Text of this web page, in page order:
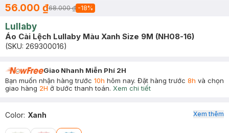
56.000 ₫68.000 ₫ -18%
Lullaby
Áo Cài Lệch Lullaby Màu Xanh Size 9M (NH08-16)
(SKU: 269300016)
Giao Nhanh Miễn Phí 2H
Bạn muốn nhận hàng trước 10h hôm nay. Đặt hàng trước 8h và chọn
giao hàng 2H ở bước thanh toán. Xem chi tiết
Color: Xanh Xem thêm